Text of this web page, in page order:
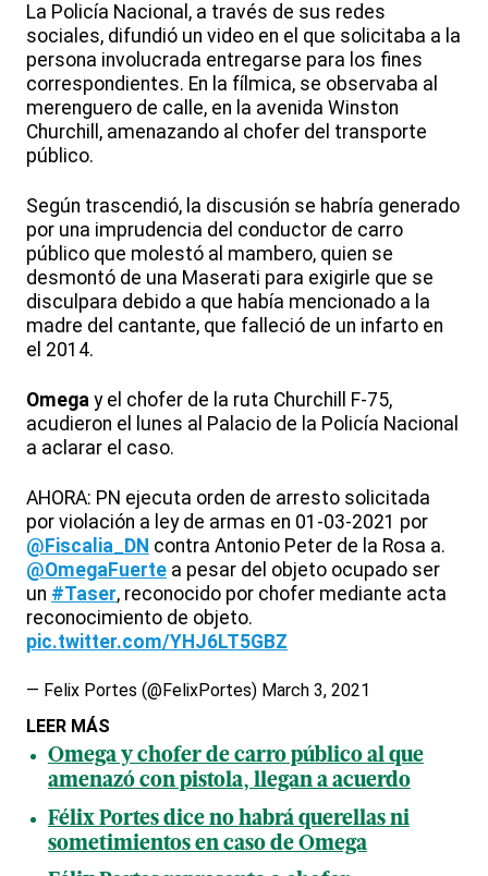
La Policía Nacional, a través de sus redes
sociales, difundió un video en el que solicitaba a la
persona involucrada entregarse para los fines
correspondientes. En la fílmica, se observaba al
merenguero de calle, en la avenida Winston
Churchill, amenazando al chofer del transporte
público.
Según trascendió, la discusión se habría generado
por una imprudencia del conductor de carro
público que molestó al mambero, quien se
desmontó de una Maserati para exigirle que se
disculpara debido a que había mencionado a la
madre del cantante, que falleció de un infarto en
el 2014.
Omega y el chofer de la ruta Churchill F-75,
acudieron el lunes al Palacio de la Policía Nacional
a aclarar el caso.
AHORA: PN ejecuta orden de arresto solicitada
por violación a ley de armas en 01-03-2021 por
@Fiscalia_DN contra Antonio Peter de la Rosa a.
@OmegaFuerte a pesar del objeto ocupado ser
un #Taser, reconocido por chofer mediante acta
reconocimiento de objeto.
pic.twitter.com/YHJ6LT5GBZ
— Felix Portes (@FelixPortes) March 3, 2021
LEER MÁS
Omega y chofer de carro público al que
amenazó con pistola, llegan a acuerdo
Félix Portes dice no habrá querellas ni
sometimientos en caso de Omega